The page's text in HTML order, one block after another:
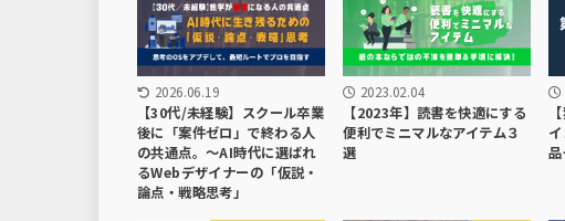
2026.06.19
【30代/未経験】スクール卒業
後に「案件ゼロ」で終わる人
の共通点。〜AI時代に選ばれ
るWebデザイナーの「仮説・
論点・戦略思考」
2023.02.04
【2023年】読書を快適にする
便利でミニマルなアイテム３
選